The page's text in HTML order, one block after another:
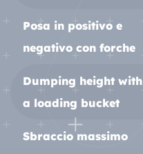
Posa in positivo e
negativo con forche
Dumping height with
a loading bucket
Sbraccio massimo